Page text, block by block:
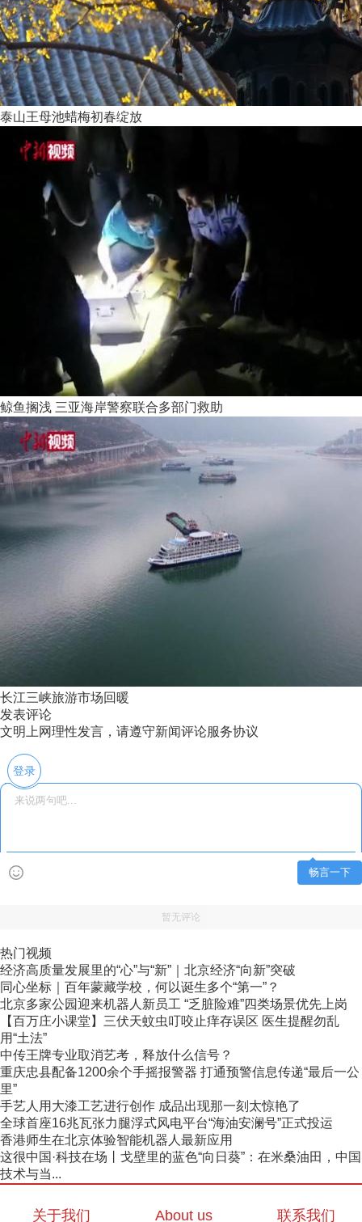
泰山王母池蜡梅初春绽放
鲸鱼搁浅 三亚海岸警察联合多部门救助
长江三峡旅游市场回暖
发表评论
文明上网理性发言，请遵守新闻评论服务协议
登录
畅言一下
暂无评论
热门视频
经济高质量发展里的“心”与“新”｜北京经济“向新”突破
同心坐标｜百年蒙藏学校，何以诞生多个“第一”？
北京多家公园迎来机器人新员工 “乏脏险难”四类场景优先上岗
【百万庄小课堂】三伏天蚊虫叮咬止痒存误区 医生提醒勿乱
用“土法”
中传王牌专业取消艺考，释放什么信号？
重庆忠县配备1200余个手摇报警器 打通预警信息传递“最后一公
里”
手艺人用大漆工艺进行创作 成品出现那一刻太惊艳了
全球首座16兆瓦张力腿浮式风电平台“海油安澜号”正式投运
香港师生在北京体验智能机器人最新应用
这很中国·科技在场丨戈壁里的蓝色“向日葵”：在米桑油田，中国
技术与当...
关于我们 About us 联系我们